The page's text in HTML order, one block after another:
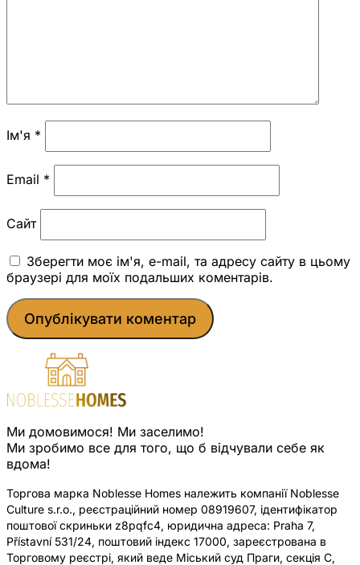
Ім'я *
Email *
Сайт
Зберегти моє ім'я, e-mail, та адресу сайту в цьому
браузері для моїх подальших коментарів.
Ми домовимося! Ми заселимо!
Ми зробимо все для того, що б відчували себе як
вдома!
Торгова марка Noblesse Homes належить компанії Noblesse
Culture s.r.o., реєстраційний номер 08919607, ідентифікатор
поштової скриньки z8pqfc4, юридична адреса: Praha 7,
Přístavní 531/24, поштовий індекс 17000, зареєстрована в
Торговому реєстрі, який веде Міський суд Праги, секція C,